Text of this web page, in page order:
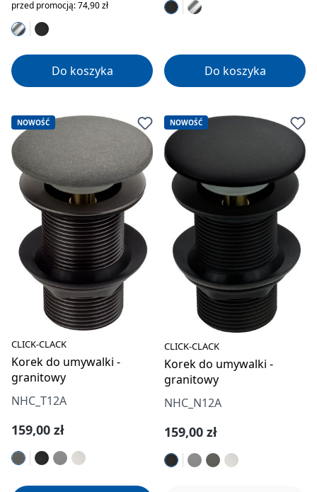
przed promocją: 74,90 zł
Do koszyka Do koszyka
NOWOŚĆ
CLICK-CLACK
Korek do umywalki -
granitowy
NHC_T12A
Cena regularna:
159,00 zł
NOWOŚĆ
CLICK-CLACK
Korek do umywalki -
granitowy
NHC_N12A
Cena regularna:
159,00 zł